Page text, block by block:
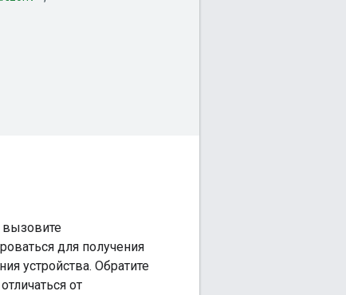
вызовите
для получения
устройства. Обратите
от